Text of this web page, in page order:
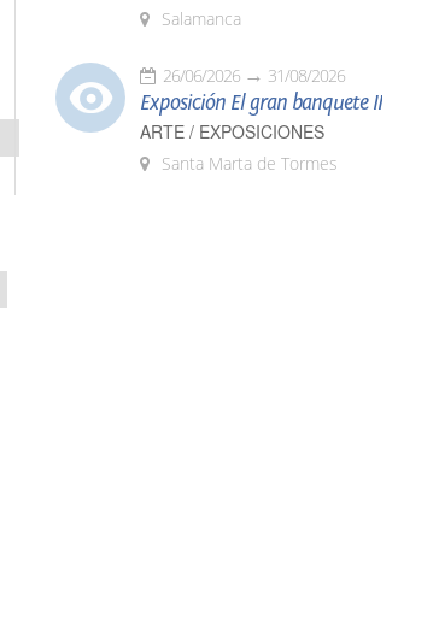
Salamanca
26/06/2026 31/08/2026
Exposición El gran banquete II
ARTE / EXPOSICIONES
Santa Marta de Tormes